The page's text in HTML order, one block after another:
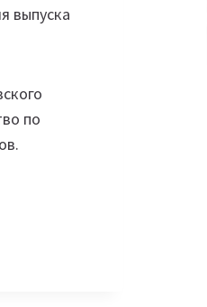
выпуска
по